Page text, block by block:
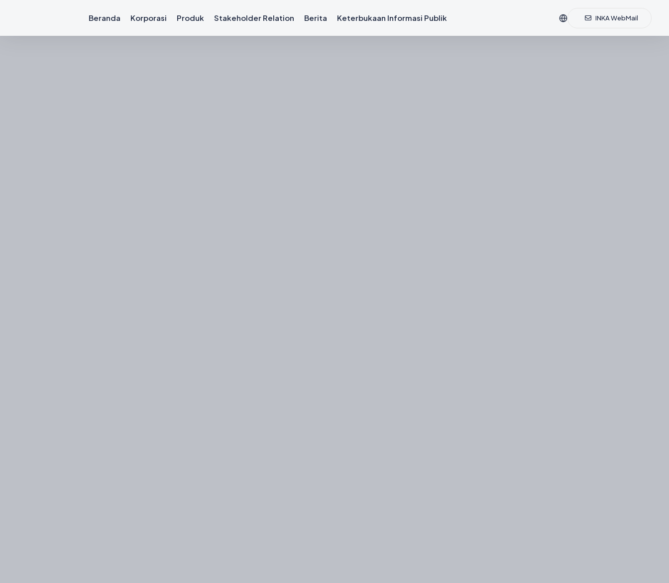
Beranda Korporasi Produk Stakeholder Relation Berita Keterbukaan Informasi Publik INKA WebMail